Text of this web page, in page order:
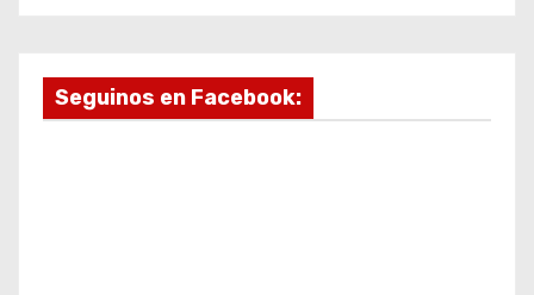
Seguinos en Facebook: